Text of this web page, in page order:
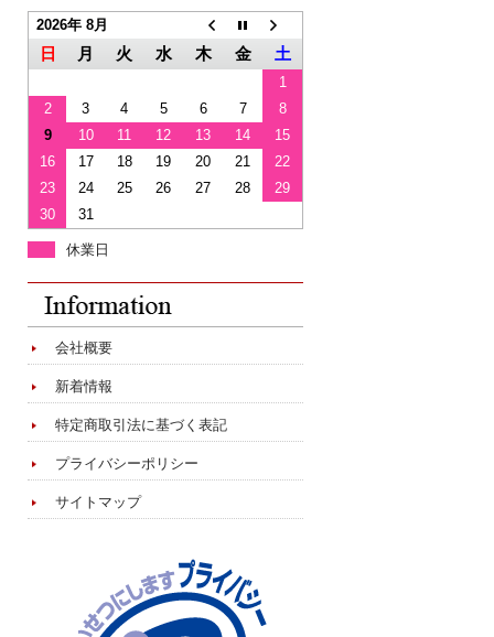
2026年 8月
日 月 火 水 木 金 土
1
2
3 4 5 6 7
8
9
10 11 12 13 14
15
16
17 18 19 20 21
22
23
24 25 26 27 28
29
30
31
休業日
会社概要
新着情報
特定商取引法に基づく表記
プライバシーポリシー
サイトマップ